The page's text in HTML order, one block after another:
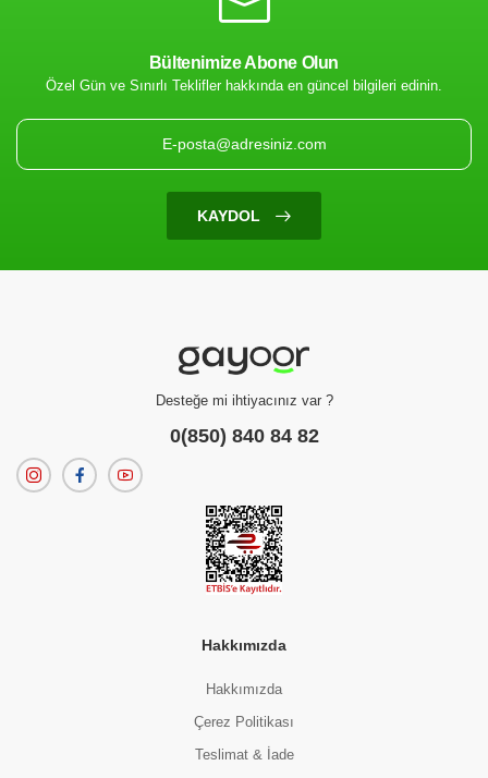
Filtrenize Uygun
Ürün Bulunamadı
Bültenimize Abone Olun
Özel Gün ve Sınırlı Teklifler hakkında en güncel bilgileri edinin.
KAYDOL
Desteğe mi ihtiyacınız var ?
0(850) 840 84 82
Hakkımızda
Hakkımızda
Çerez Politikası
Teslimat & İade